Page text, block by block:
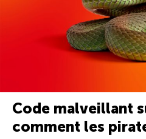
Code malveillant
comment les